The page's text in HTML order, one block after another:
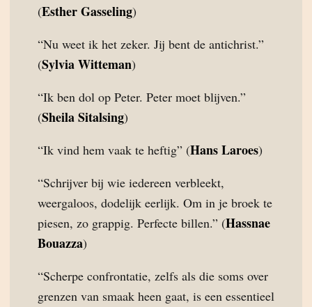
(Esther Gasseling)
“Nu weet ik het zeker. Jij bent de antichrist.”
(Sylvia Witteman)
“Ik ben dol op Peter. Peter moet blijven.”
(Sheila Sitalsing)
“Ik vind hem vaak te heftig” (Hans Laroes)
“Schrijver bij wie iedereen verbleekt,
weergaloos, dodelijk eerlijk. Om in je broek te
piesen, zo grappig. Perfecte billen.” (Hassnae
Bouazza)
“Scherpe confrontatie, zelfs als die soms over
grenzen van smaak heen gaat, is een essentieel